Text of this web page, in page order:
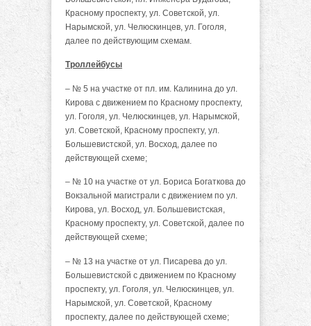
Красному проспекту, ул. Советской, ул.
Нарымской, ул. Челюскинцев, ул. Гоголя,
далее по действующим схемам.
Троллейбусы
– № 5 на участке от пл. им. Калинина до ул.
Кирова с движением по Красному проспекту,
ул. Гоголя, ул. Челюскинцев, ул. Нарымской,
ул. Советской, Красному проспекту, ул.
Большевистской, ул. Восход, далее по
действующей схеме;
– № 10 на участке от ул. Бориса Богаткова до
Вокзальной магистрали с движением по ул.
Кирова, ул. Восход, ул. Большевистская,
Красному проспекту, ул. Советской, далее по
действующей схеме;
– № 13 на участке от ул. Писарева до ул.
Большевистской с движением по Красному
проспекту, ул. Гоголя, ул. Челюскинцев, ул.
Нарымской, ул. Советской, Красному
проспекту, далее по действующей схеме;